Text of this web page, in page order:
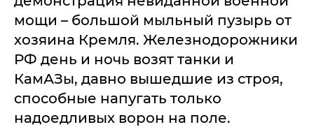
мощи – большой мыльный пузырь от
хозяина Кремля. Железнодорожники
РФ день и ночь возят танки и
КамАЗы, давно вышедшие из строя,
способные напугать только
надоедливых ворон на поле.